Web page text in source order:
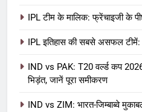
IPL टीम के मालिक: फ्रेंचाइजी के
IPL इतिहास की सबसे असफल
IND vs PAK: T20 वर्ल्ड कप
भिड़ंत, जानें पूरा समीकरण
IND vs ZIM: भारत-जिम्बाब्वे
आईपीएल
IPL टीम
असली
आईपीएल 2026